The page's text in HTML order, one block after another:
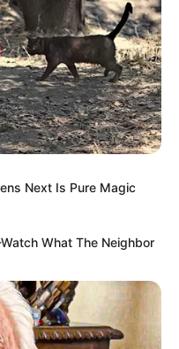
politikai
feltárása és a
A program évi 500
amelyet
közvagyonból,
szerkezetből
Next Is Pure Magic
What The Neighbor